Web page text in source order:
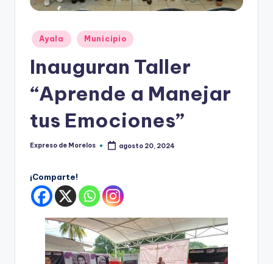
elPublicado
en
Ayala Municipio
Inauguran Taller
“Aprende a Manejar
tus Emociones”
Publicado
Expreso de Morelos agosto 20, 2024
¡Comparte!